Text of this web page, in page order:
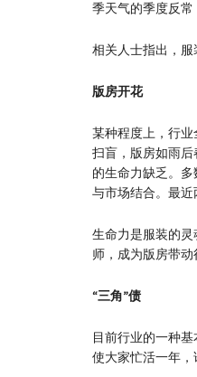
季天气的季度反常
相关人士指出，服
版房开花
某种程度上，行
扫盲，版房如雨
的生命力缺乏。
与市场结合。最近
生命力是服装的
师，成为版房带动
“三角”债
目前行业的一种
使大家忙活一年，